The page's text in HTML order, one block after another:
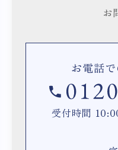
お
お電話
受付時間